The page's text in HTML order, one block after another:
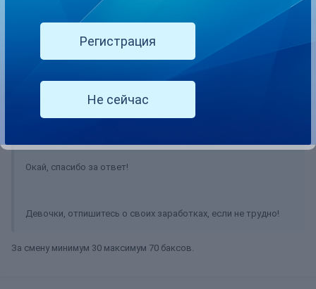
blanka
Опубликовано6 октября, 2017
Окай, спасибо за ответ!
Девочки, отпишитесь о своих заработках, если не трудно!
За смену минимум 30 максимум 70 баксов.
Регистрация
Не сейчас